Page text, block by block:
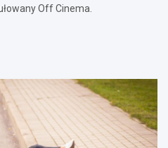
Off Cinema.